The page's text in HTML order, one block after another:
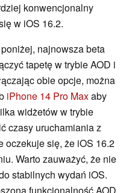
konwencjonalny
w iOS 16.2.
najnowsza beta
tapetę w trybie AOD i
obie opcje, można
iPhone 14 Pro Maxaby
widżetów w trybie
czasy uruchamiania z
oczekuje się, że iOS 16.2
Warto zauważyć, że nie
stabilnych wydań iOS.